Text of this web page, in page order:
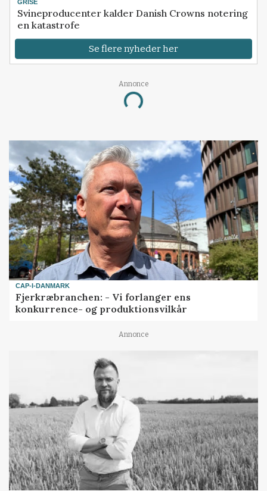
GRISE
Svineproducenter kalder Danish Crowns notering
en katastrofe
Se flere nyheder her
Annonce
Loading...
CAP-I-DANMARK
Fjerkræbranchen: - Vi forlanger ens
konkurrence- og produktionsvilkår
Annonce